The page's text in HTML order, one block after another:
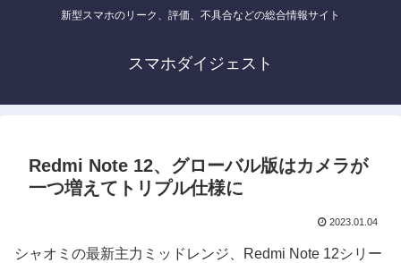
新型スマホのリーク、評価、不具合などの総合情報サイト
スマホダイジェスト
Redmi Note 12、グローバル版はカメラが
一つ増えてトリプル仕様に
2023.01.04
シャオミの最新主力ミッドレンジ、Redmi Note 12シリー